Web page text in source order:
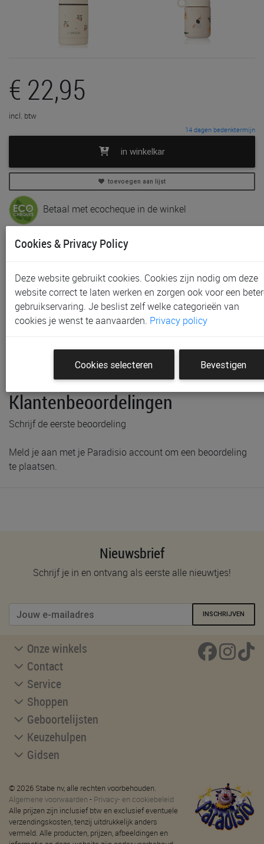
€ 22,95
incl. btw
14 dagen bedenktermijn
in winkelkar
toevoegen aan lijst
Betaal met ecocheque in de winkel
In voorraad
Niet meer verkrijgbaar in onzewinkelte Gent, Sint-
Niklaas en Waregem
Gratis verzending vanaf € 80 *
Voorraad bij Paradisio
Klantenbeoordelingen
Schrijf de eerste beoordeling
Meld je aan met je Paradisio account om een beoordeling
te plaatsen.
Nieuwsbrief
Schrijf je in en ontvang als eerste alle nieuwtjes!
INSCHRIJVEN
Onze winkels
Contact
Service
Shoppen
Geboortelijsten
Keuzehulpen
Gidsen
© 2026 Stabe nv, alle rechten voorbehouden.
Algemene voorwaarden - Privacy- en cookiebeleid
Alle prijzen zijn inclusief btw en exclusief eventuele
verzendingskosten, tenzij uitdrukkelijk anders
vermeld. Alle producten, prijzen, afbeeldingen en
Cookies & Privacy Policy
Deze website gebruikt cookies. Cookies zijn nodig om deze
website correct te laten werken en zorgen ook voor een
gebruikservaring. Je beslist zelf welke categorieën van
cookies je wenst te aanvaarden. Privacy policy
Cookies selecteren Bevestigen